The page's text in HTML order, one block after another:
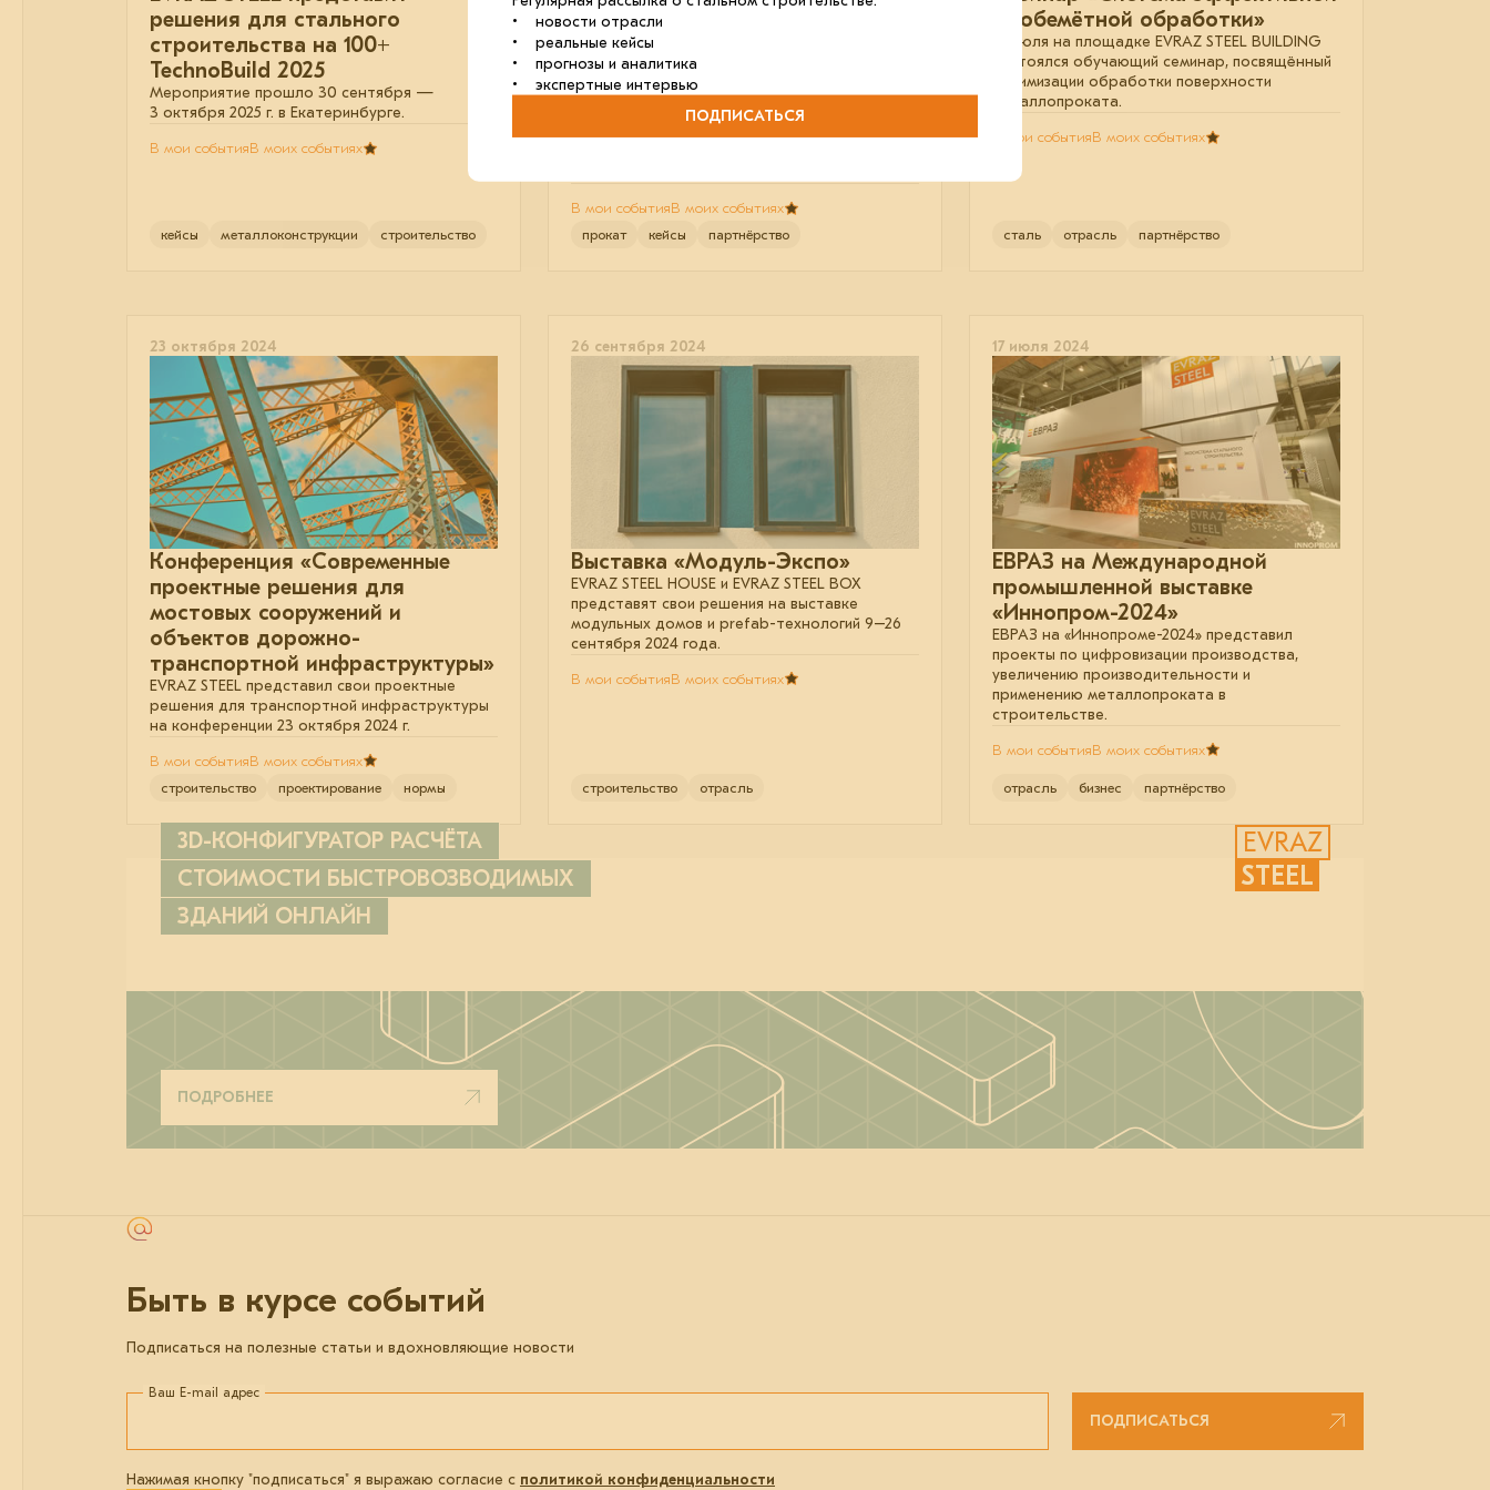
решения для стального
строительства на 100+
TechnoBuild 2025
Мероприятие прошло 30 сентября —
3 октября 2025 г. в Екатеринбурге.
В мои событияВ моих событиях
кейсы металлоконструкции строительство
конференция «Сервисные
металлоцентры: оборудование,
технологии, рынок»
25–26 сентября в Магнитогорске прошло
мероприятие для руководителей сервисных
В мои событияВ моих событиях
прокат
кейсы партнёрство
дробемётной обработки»
22 июля на площадке EVRAZ STEEL BUILDING
состоялся обучающий семинар, посвящённый
оптимизации обработки поверхности
металлопроката.
В мои событияВ моих событиях
сталь отрасль партнёрство
23 октября 2024
Конференция «Современные
проектные решения для
мостовых сооружений и
объектов дорожно-
транспортной инфраструктуры»
EVRAZ STEEL представил свои проектные
решения для транспортной инфраструктуры
на конференции 23 октября 2024 г.
В мои событияВ моих событиях
строительство
проектирование нормы
26 сентября 2024
Выставка «Модуль-Экспо»
EVRAZ STEEL HOUSE и EVRAZ STEEL BOX
представят свои решения на выставке
модульных домов и prefab-технологий 9–26
сентября 2024 года.
В мои событияВ моих событиях
строительство отрасль
17 июля 2024
ЕВРАЗ на Международной
промышленной выставке
«Иннопром-2024»
ЕВРАЗ на «Иннопроме-2024» представил
проекты по цифровизации производства,
увеличению производительности и
применению металлопроката в
строительстве.
В мои событияВ моих событиях
отрасль бизнес партнёрство
3D-КОНФИГУРАТОР РАСЧЁТА
СТОИМОСТИ БЫСТРОВОЗВОДИМЫХ
ЗДАНИЙ ОНЛАЙН
EVRAZ
STEEL
ПОДРОБНЕЕ
Быть в курсе событий
Подписаться на полезные статьи и вдохновляющие новости
Ваш E-mail адрес
Нажимая кнопку "подписаться" я выражаю согласие с политикой конфиденциальности
ПОДПИСАТЬСЯ
• новости отрасли
• реальные кейсы
• прогнозы и аналитика
• экспертные интервью
ПОДПИСАТЬСЯ